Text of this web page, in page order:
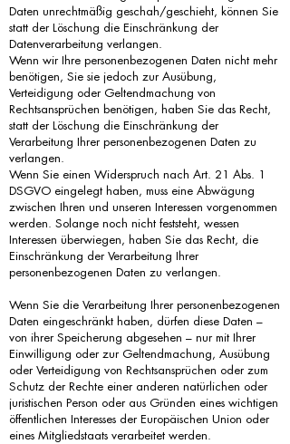
Daten unrechtmäßig geschah/geschieht, können Sie
statt der Löschung die Einschränkung der
Datenverarbeitung verlangen.
Wenn wir Ihre personenbezogenen Daten nicht mehr
benötigen, Sie sie jedoch zur Ausübung,
Verteidigung oder Geltendmachung von
Rechtsansprüchen benötigen, haben Sie das Recht,
statt der Löschung die Einschränkung der
Verarbeitung Ihrer personenbezogenen Daten zu
verlangen.
Wenn Sie einen Widerspruch nach Art. 21 Abs. 1
DSGVO eingelegt haben, muss eine Abwägung
zwischen Ihren und unseren Interessen vorgenommen
werden. Solange noch nicht feststeht, wessen
Interessen überwiegen, haben Sie das Recht, die
Einschränkung der Verarbeitung Ihrer
personenbezogenen Daten zu verlangen.
Wenn Sie die Verarbeitung Ihrer personenbezogenen
Daten eingeschränkt haben, dürfen diese Daten –
von ihrer Speicherung abgesehen – nur mit Ihrer
Einwilligung oder zur Geltendmachung, Ausübung
oder Verteidigung von Rechtsansprüchen oder zum
Schutz der Rechte einer anderen natürlichen oder
juristischen Person oder aus Gründen eines wichtigen
öffentlichen Interesses der Europäischen Union oder
eines Mitgliedstaats verarbeitet werden.